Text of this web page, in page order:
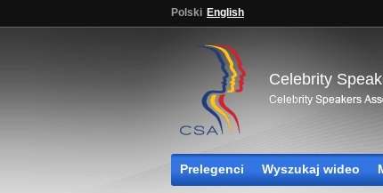
Polski English
Celebrity
Prelegenci Wyszukaj wideo